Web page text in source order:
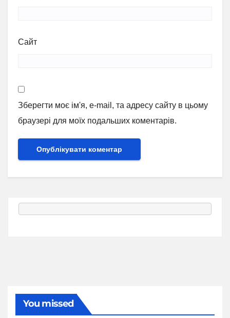
Сайт
Зберегти моє ім'я, e-mail, та адресу сайту в цьому
браузері для моїх подальших коментарів.
You missed